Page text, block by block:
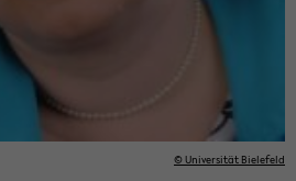
© Uni­ver­si­tät Bie­le­feld